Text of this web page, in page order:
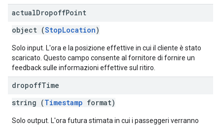
actualDropoffPoint
object (StopLocation)
Solo input. L'ora e la posizione effettive in cui il cliente è stato
scaricato. Questo campo consente al fornitore di fornire un
feedback sulle informazioni effettive sul ritiro.
dropoffTime
string (Timestamp format)
Solo output. L'ora futura stimata in cui i passeggeri verranno